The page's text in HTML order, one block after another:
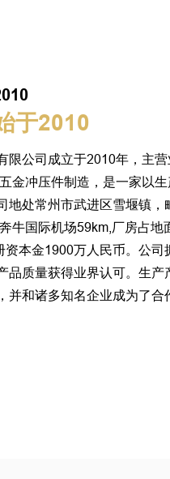
于2010
限公司成立于2010年，主
金冲压件制造，是一家以
地处常州市武进区雪堰镇，
牛国际机场59km,厂房占地
资本金1900万人民币。公司
品质量获得业界认可。生产
并和诸多知名企业成为了合